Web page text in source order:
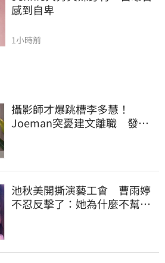
感到自卑
1小時前
攝影師才爆跳槽李多慧！
Joeman突憂建文離職 發聲
池秋美開撕演藝工會 曹雨婷
不忍反擊了：她為什麼不幫田